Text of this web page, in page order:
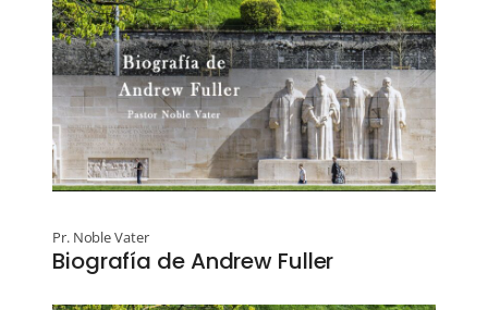
Pr. Noble Vater
Biografía de Andrew Fuller